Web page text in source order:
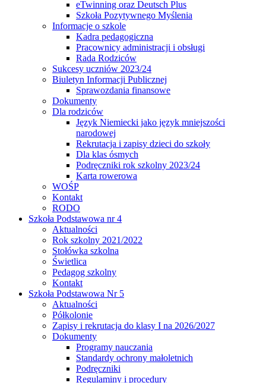
eTwinning oraz Deutsch Plus
Szkoła Pozytywnego Myślenia
Informacje o szkole
Kadra pedagogiczna
Pracownicy administracji i obsługi
Rada Rodziców
Sukcesy uczniów 2023/24
Biuletyn Informacji Publicznej
Sprawozdania finansowe
Dokumenty
Dla rodziców
Język Niemiecki jako język mniejszości
narodowej
Rekrutacja i zapisy dzieci do szkoły
Dla klas ósmych
Podręczniki rok szkolny 2023/24
Karta rowerowa
WOŚP
Kontakt
RODO
Szkoła Podstawowa nr 4
Aktualności
Rok szkolny 2021/2022
Stołówka szkolna
Świetlica
Pedagog szkolny
Kontakt
Szkoła Podstawowa Nr 5
Aktualności
Półkolonie
Zapisy i rekrutacja do klasy I na 2026/2027
Dokumenty
Programy nauczania
Standardy ochrony małoletnich
Podręczniki
Regulaminy i procedury